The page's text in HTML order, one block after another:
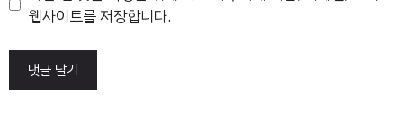
트 웹사이트를 저장합니다.